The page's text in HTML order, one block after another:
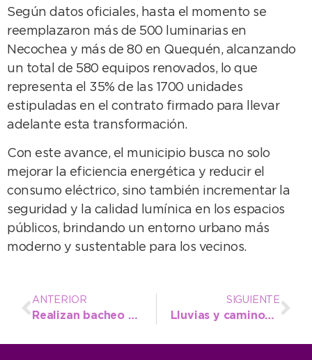
Según datos oficiales, hasta el momento se
reemplazaron más de 500 luminarias en
Necochea y más de 80 en Quequén, alcanzando
un total de 580 equipos renovados, lo que
representa el 35% de las 1700 unidades
estipuladas en el contrato firmado para llevar
adelante esta transformación.
Con este avance, el municipio busca no solo
mejorar la eficiencia energética y reducir el
consumo eléctrico, sino también incrementar la
seguridad y la calidad lumínica en los espacios
públicos, brindando un entorno urbano más
moderno y sustentable para los vecinos.
ANTERIOR
Realizan bacheo con carpeta asfáltica en caliente en distintos puntos de la ciudad
SIGUIENTE
Lluvias y caminos rurales: el EMSUR recuerda las restricciones de circulación